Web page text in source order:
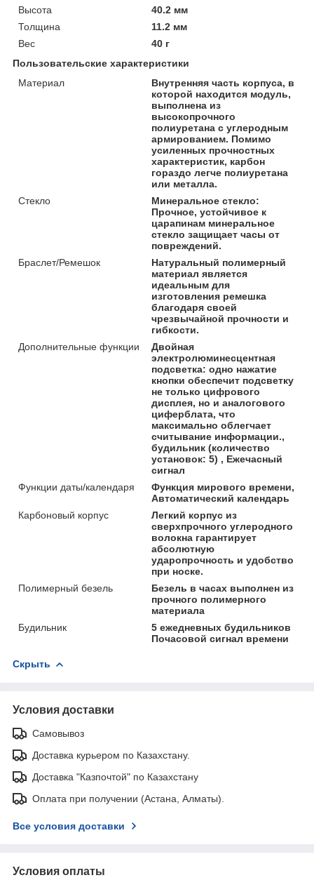
Высота
40.2 мм
Толщина
11.2 мм
Вес
40 г
Пользовательские характеристики
Материал
Внутренняя часть корпуса, в
которой находится модуль,
выполнена из
высокопрочного
полиуретана с углеродным
армированием. Помимо
усиленных прочностных
характеристик, карбон
гораздо легче полиуретана
или металла.
Стекло
Минеральное стекло:
Прочное, устойчивое к
царапинам минеральное
стекло защищает часы от
повреждений.
Браслет/Ремешок
Натуральный полимерный
материал является
идеальным для
изготовления ремешка
благодаря своей
чрезвычайной прочности и
гибкости.
Дополнительные функции
Двойная
электролюминесцентная
подсветка: одно нажатие
кнопки обеспечит подсветку
не только цифрового
дисплея, но и аналогового
циферблата, что
максимально облегчает
считывание информации.,
будильник (количество
установок: 5) , Ежечасный
сигнал
Функции даты/календаря
Функция мирового времени,
Автоматический календарь
Карбоновый корпус
Легкий корпус из
сверхпрочного углеродного
волокна гарантирует
абсолютную
ударопрочность и удобство
при носке.
Полимерный безель
Безель в часах выполнен из
прочного полимерного
материала
Будильник
5 ежедневных будильников
Почасовой сигнал времени
Скрыть
Условия доставки
Самовывоз
Доставка курьером по Казахстану.
Доставка "Казпочтой" по Казахстану
Оплата при получении (Астана, Алматы).
Все условия доставки
Условия оплаты